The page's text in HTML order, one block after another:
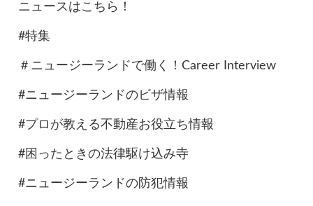
ニュースはこちら！
#特集
＃ニュージーランドで働く！Career Interview
#ニュージーランドのビザ情報
#プロが教える不動産お役立ち情報
#困ったときの法律駆け込み寺
#ニュージーランドの防犯情報